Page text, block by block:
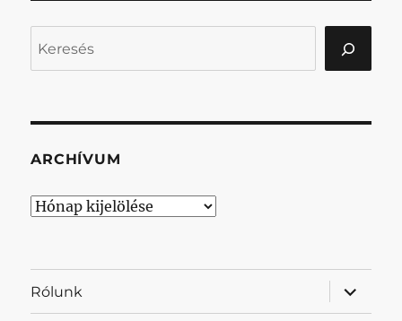
ARCHÍVUM
Archívum
Rólunk
almenü